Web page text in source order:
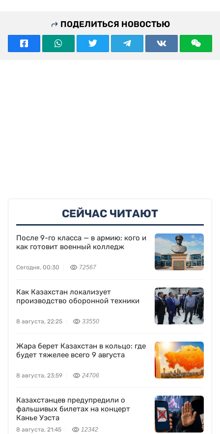
ПОДЕЛИТЬСЯ НОВОСТЬЮ
СЕЙЧАС ЧИТАЮТ
После 9-го класса — в армию: кого и
как готовит военный колледж
Сегодня, 00:30 72567
Как Казахстан локализует
производство оборонной техники
8 августа, 22:25 33550
Жара берет Казахстан в кольцо: где
будет тяжелее всего 9 августа
8 августа, 23:59 24706
Казахстанцев предупредили о
фальшивых билетах на концерт
Канье Уэста
8 августа, 21:45 12342